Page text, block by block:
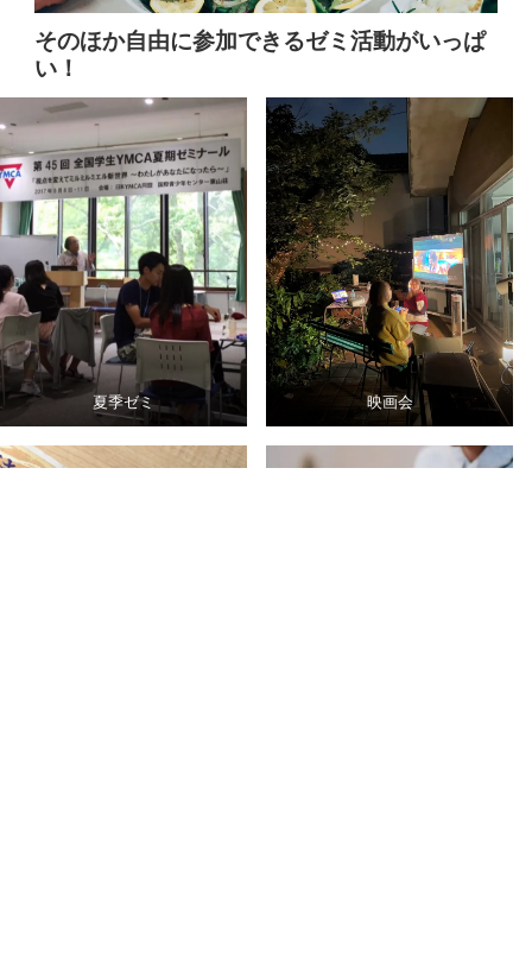
そのほか自由に参加できるゼミ活動がいっぱ
い！
夏季ゼミ 映画会